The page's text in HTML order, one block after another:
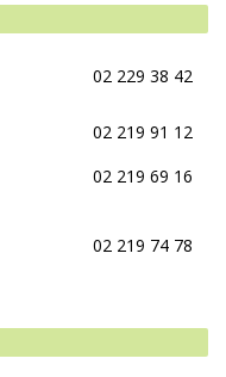
02 229 38 42
02 219 91 12
02 219 69 16
02 219 74 78